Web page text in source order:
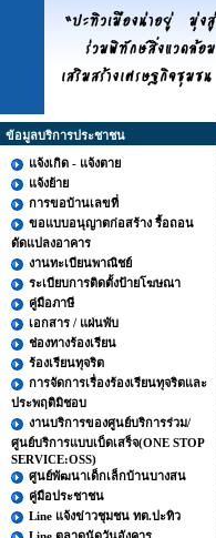
ข้อมูลบริการประชาชน
แจ้งเกิด - แจ้งตาย
แจ้งย้าย
การขอบ้านเลขที่
ขอแบบอนุญาตก่อสร้าง รื้อถอน
ดัดแปลงอาคาร
งานทะเบียนพาณิชย์
ระเบียบการติดตั้งป้ายโฆษณา
คู่มือภาษี
เอกสาร / แผ่นพับ
ช่องทางร้องเรียน
ร้องเรียนทุจริต
การจัดการเรื่องร้องเรียนทุจริตและ
ประพฤติมิชอบ
งานบริการของศูนย์บริการร่วม/
ศูนย์บริการแบบเบ็ดเสร็จ(ONE STOP
SERVICE:OSS)
ศูนย์พัฒนาเด็กเล็กบ้านบางสน
คู่มือประชาชน
Line แจ้งข่าวชุมชน ทต.ปะทิว